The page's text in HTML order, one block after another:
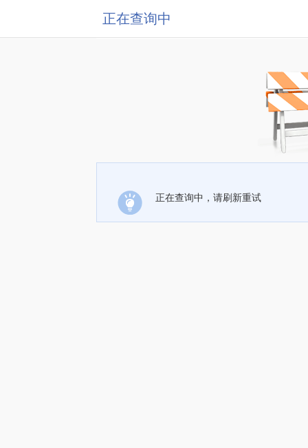
正在查询中
正在查询中，请刷新重试